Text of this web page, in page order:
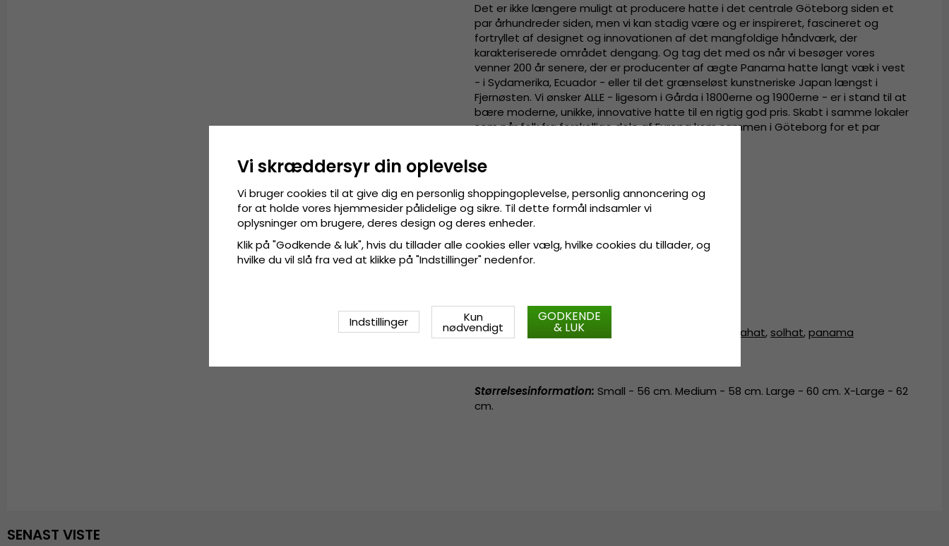
Det er ikke længere muligt at producere hatte i det centrale Göteborg siden et
par århundreder siden, men vi kan stadig være og er inspireret, fascineret og
fortryllet af designet og innovationen af det mangfoldige håndværk, der
karakteriserede området dengang. Og tag det med os når vi besøger vores
venner 200 år senere, der er producenter af ægte Panama hatte langt væk i vest
- i Sydamerika, Ecuador - eller til det grænseløst kunstneriske Japan længst i
Fjernøsten. Vi ønsker ALLE - ligesom i Gårda i 1800erne og 1900erne - er i stand til at
bære moderne, unikke, innovative hatte til en rigtig god pris. Skabt i samme lokaler
som når folk fra forskellige dele af Europa kom sammen i Göteborg for et par
Detaljeinformation
13 centimeters krone.
8 centimeters skygge.
Fremstillet af
Hattebånd aflæder.
Svedbånd af bomuld.
Også kendt som (AKA) fedorahat, solhat,panama
Størrelsesinformation: Small - 56 cm. Medium - 58 cm. Large - 60 cm. X-Large - 62
cm.
SENAST VISTE
Vi skræddersyr din oplevelse
Vi bruger cookies til at give dig en personlig shoppingoplevelse, personlig annoncering og
for at holde vores hjemmesider pålidelige og sikre. Til dette formål indsamler vi
oplysninger om brugere, deres design og deres enheder.
Klik på "Godkende & luk", hvis du tillader alle cookies eller vælg, hvilke cookies du tillader, og
hvilke du vil slå fra ved at klikke på "Indstillinger" nedenfor.
Indstillinger Kun
nødvendigt
GODKENDE
& LUK